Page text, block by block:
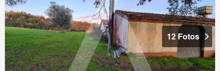
12 Fotos